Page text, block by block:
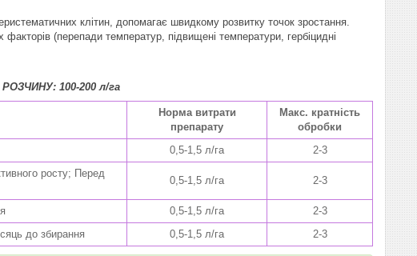
клітин, допомагає швидкому розвитку точок зростання.
(перепади температур, підвищені температури, гербіцидні
100-200 л/га
Норма витрати
препарату
Макс. кратність
обробки
0,5-1,5 л/га 2-3
росту; Перед
0,5-1,5 л/га 2-3
0,5-1,5 л/га
2-3
до збирання 0,5-1,5 л/га 2-3